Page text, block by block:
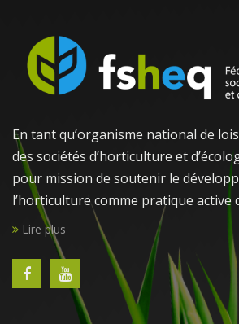
En tant qu’organisme national de
des sociétés d’horticulture et
pour mission de soutenir le
l’horticulture comme pratique active
Lire plus